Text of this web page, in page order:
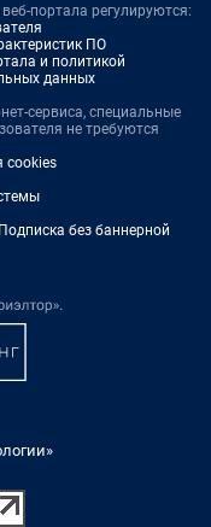
портала регулируются:
ПО
и политикой
данных
сервиса, специальные
не требуются
cookies
без баннерной